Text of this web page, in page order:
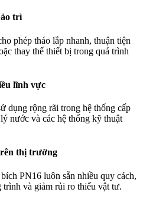
trì
phép tháo lắp nhanh, thuận tiện
thay thế thiết bị trong quá trình
lĩnh vực
dụng rộng rãi trong hệ thống cấp
nước và các hệ thống kỹ thuật
thị trường
PN16 luôn sẵn nhiều quy cách,
và giảm rủi ro thiếu vật tư.